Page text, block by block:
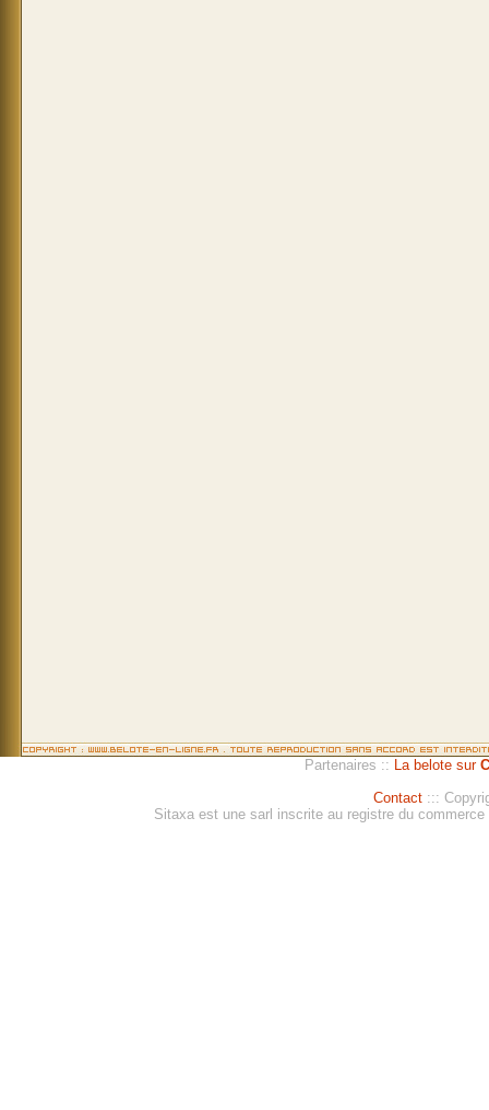
Partenaires :: La belote sur
Contact :::
Sitaxa est une sarl inscrite au registre du